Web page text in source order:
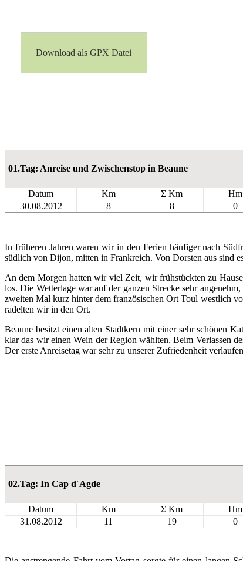
Download als GPX Datei
01.Tag: Anreise und Zwischenstop in Beaune
Datum Km Σ Km Hm
30.08.2012
8 8 0
In früheren Jahren waren wir in den Ferien häufiger nach
südlich von Dijon, mitten in Frankreich. Von Dorsten aus sind
An dem Morgen hatten wir viel Zeit, wir frühstückten zu
los. Die Wetterlage war auf der ganzen Strecke sehr
zweiten Mal kurz hinter dem französischen Ort Toul westlich
radelten wir in den Ort.
Beaune besitzt einen alten Stadtkern mit einer sehr schönen
klar das wir einen Wein der Region wählten. Beim Verlassen
Der erste Anreisetag war sehr zu unserer Zufriedenheit
02.Tag: In Cap d´Agde
Datum Km Σ Km Hm
31.08.2012
11 19 0